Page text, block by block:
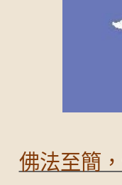
佛法至簡